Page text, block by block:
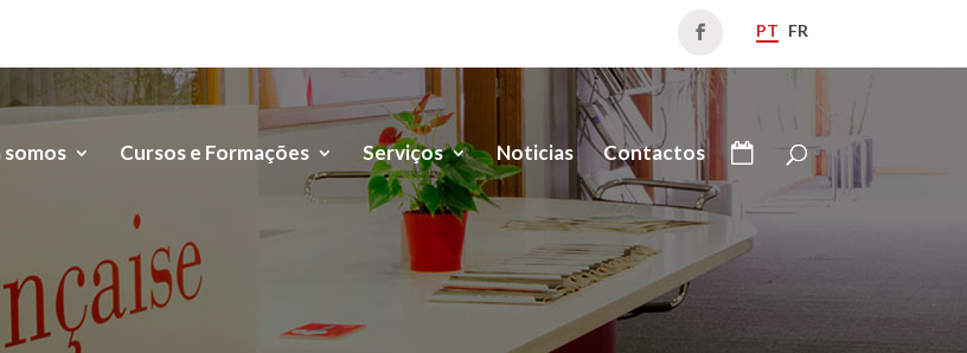
PT FR
somos Cursos e Formações Serviços Noticias Contactos